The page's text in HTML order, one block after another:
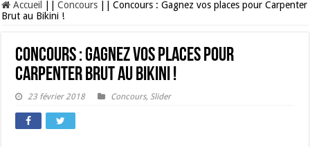
Les Nocturnes de la Cité de l’espace 2026 : l’événement incontournable de
Accueil Concours
Concours : Gagnez vos places pour Carpenter
Brut au Bikini !
Concours : Gagnez vos places pour
Carpenter Brut au Bikini !
23 février 2018 Concours, Slider